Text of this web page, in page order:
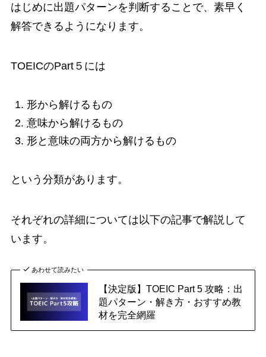
はじめに出題パターンを判断することで、素早く
解答できるようになります。
TOEICのPart５には
形から解けるもの
意味から解けるもの
形と意味の両方から解けるもの
という分類があります。
それぞれの詳細については以下の記事で解説して
います。
あわせて読みたい
【決定版】TOEIC Part 5 攻略：出
題パターン・解き方・おすすめ教
材を完全網羅